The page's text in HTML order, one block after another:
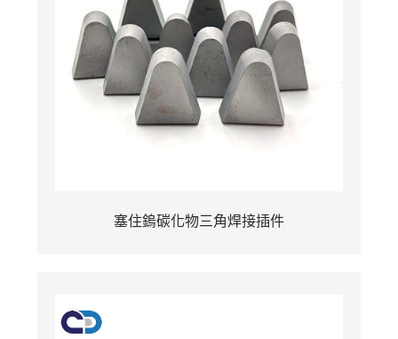
塞住鎢碳化物三角焊接插件